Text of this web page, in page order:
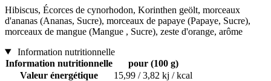
Hibiscus, Écorces de cynorhodon, Korinthen geölt, morceaux
d'ananas (Ananas, Sucre), morceaux de papaye (Papaye, Sucre),
morceaux de mangue (Mangue , Sucre), zeste d'orange, arôme
Information nutritionnelle
Information nutritionnelle
pour (100 g)
Valeur énergétique
15,99 / 3,82 kj / kcal